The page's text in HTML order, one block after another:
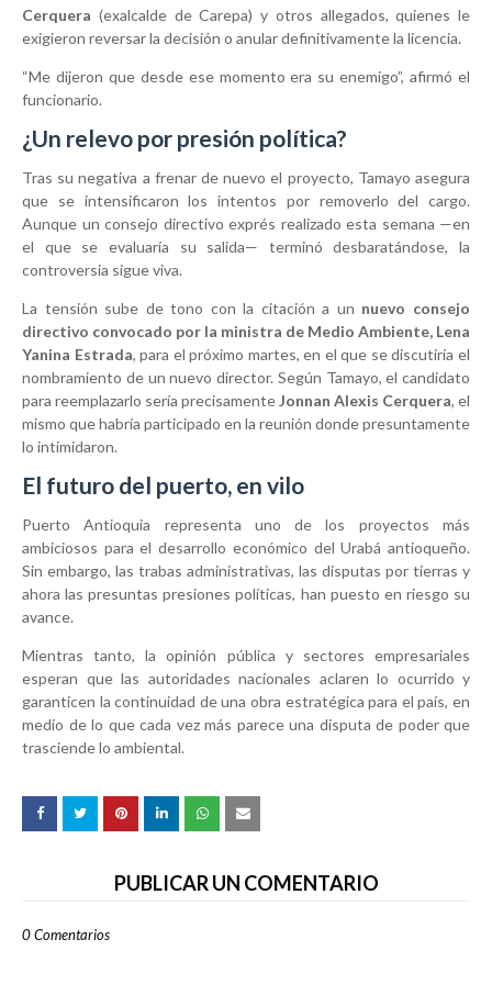
Cerquera (exalcalde de Carepa) y otros allegados, quienes le
exigieron reversar la decisión o anular definitivamente la licencia.
“Me dijeron que desde ese momento era su enemigo”, afirmó el
funcionario.
¿Un relevo por presión política?
Tras su negativa a frenar de nuevo el proyecto, Tamayo asegura
que se intensificaron los intentos por removerlo del cargo.
Aunque un consejo directivo exprés realizado esta semana —en
el que se evaluaría su salida— terminó desbaratándose, la
controversia sigue viva.
La tensión sube de tono con la citación a un nuevo consejo
directivo convocado por la ministra de Medio Ambiente, Lena
Yanina Estrada, para el próximo martes, en el que se discutiría el
nombramiento de un nuevo director. Según Tamayo, el candidato
para reemplazarlo sería precisamenteJonnan Alexis Cerquera, el
mismo que habría participado en la reunión donde presuntamente
lo intimidaron.
El futuro del puerto, en vilo
Puerto Antioquia representa uno de los proyectos más
ambiciosos para el desarrollo económico del Urabá antioqueño.
Sin embargo, las trabas administrativas, las disputas por tierras y
ahora las presuntas presiones políticas, han puesto en riesgo su
avance.
Mientras tanto, la opinión pública y sectores empresariales
esperan que las autoridades nacionales aclaren lo ocurrido y
garanticen la continuidad de una obra estratégica para el país, en
medio de lo que cada vez más parece una disputa de poder que
trasciende lo ambiental.
PUBLICAR UN COMENTARIO
0 Comentarios